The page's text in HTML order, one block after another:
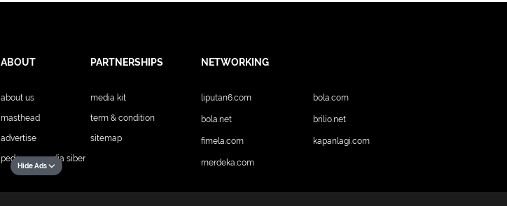
ABOUT PARTNERSHIPS
about us media kit
masthead term & condition
advertise sitemap
pedoman media siber
NETWORKING
liputan6.com bola.com
bola.net brilio.net
fimela.com kapanlagi.com
merdeka.com
Hide Ads